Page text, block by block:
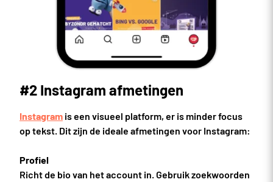
#2 Instagram afmetingen
Instagram is een visueel platform, er is minder focus
op tekst. Dit zijn de ideale afmetingen voor Instagram:
Profiel
Richt de bio van het account in. Gebruik zoekwoorden